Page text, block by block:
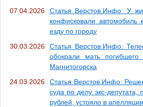
07.04.2026
Статья Верстов.Инфо: У
конфисковали автомобиль
езду по городу
30.03.2026
Статья Верстов.Инфо:
обокрали мать
Магнитогорска
24.03.2026
Статья Верстов.Инфо:
суда по делу экс-депутата,
рублей, устояло в апелляции